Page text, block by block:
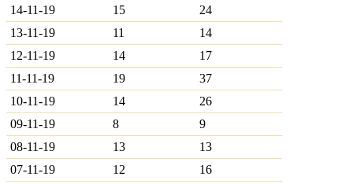
14-11-19
15
24
13-11-19
11
14
12-11-19
14
17
11-11-19
19
37
10-11-19
14
26
09-11-19
8
9
08-11-19
13
13
07-11-19
12
16